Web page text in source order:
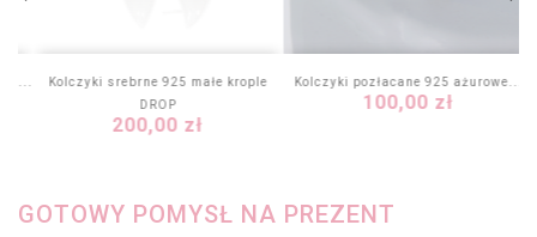
z...
Kolczyki srebrne 925 małe krople
DROP
Cena
200,00 zł
Kolczyki pozłacane 925 ażurowe...
Cena
100,00 zł
GOTOWY POMYSŁ NA PREZENT